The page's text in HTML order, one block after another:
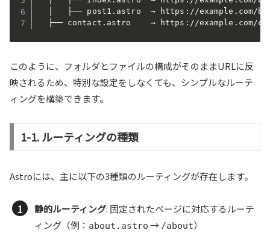
│   ├── post1.astro  → https://example.com/
├── contact.astro    → https://example.com/
このように、フォルダとファイルの構成がそのままURLに反
映されるため、特別な設定をしなくても、シンプルなルーテ
ィングを構築できます。
1-1. ルーティングの種類
Astroには、主に以下の3種類のルーティングが存在します。
静的ルーティング: 固定されたページに対応するルーテ
ィング（例： about.astro → /about）